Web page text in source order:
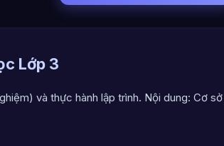
Lớp 3
và thực hành lập trình. Nội dung: Cơ